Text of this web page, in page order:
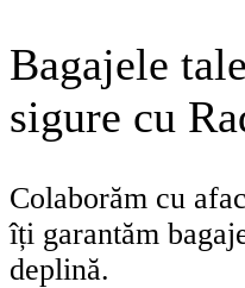
Bagajele
sigure cu
Colaborăm cu
îți garantăm
deplină.